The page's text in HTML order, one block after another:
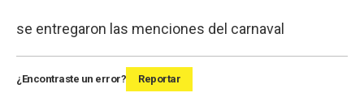
se entregaron las menciones del carnaval
¿Encontraste un error? Reportar